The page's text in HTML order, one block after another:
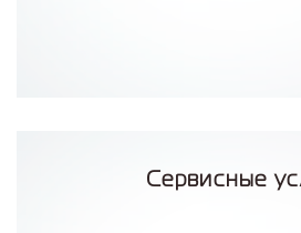
Сервисные